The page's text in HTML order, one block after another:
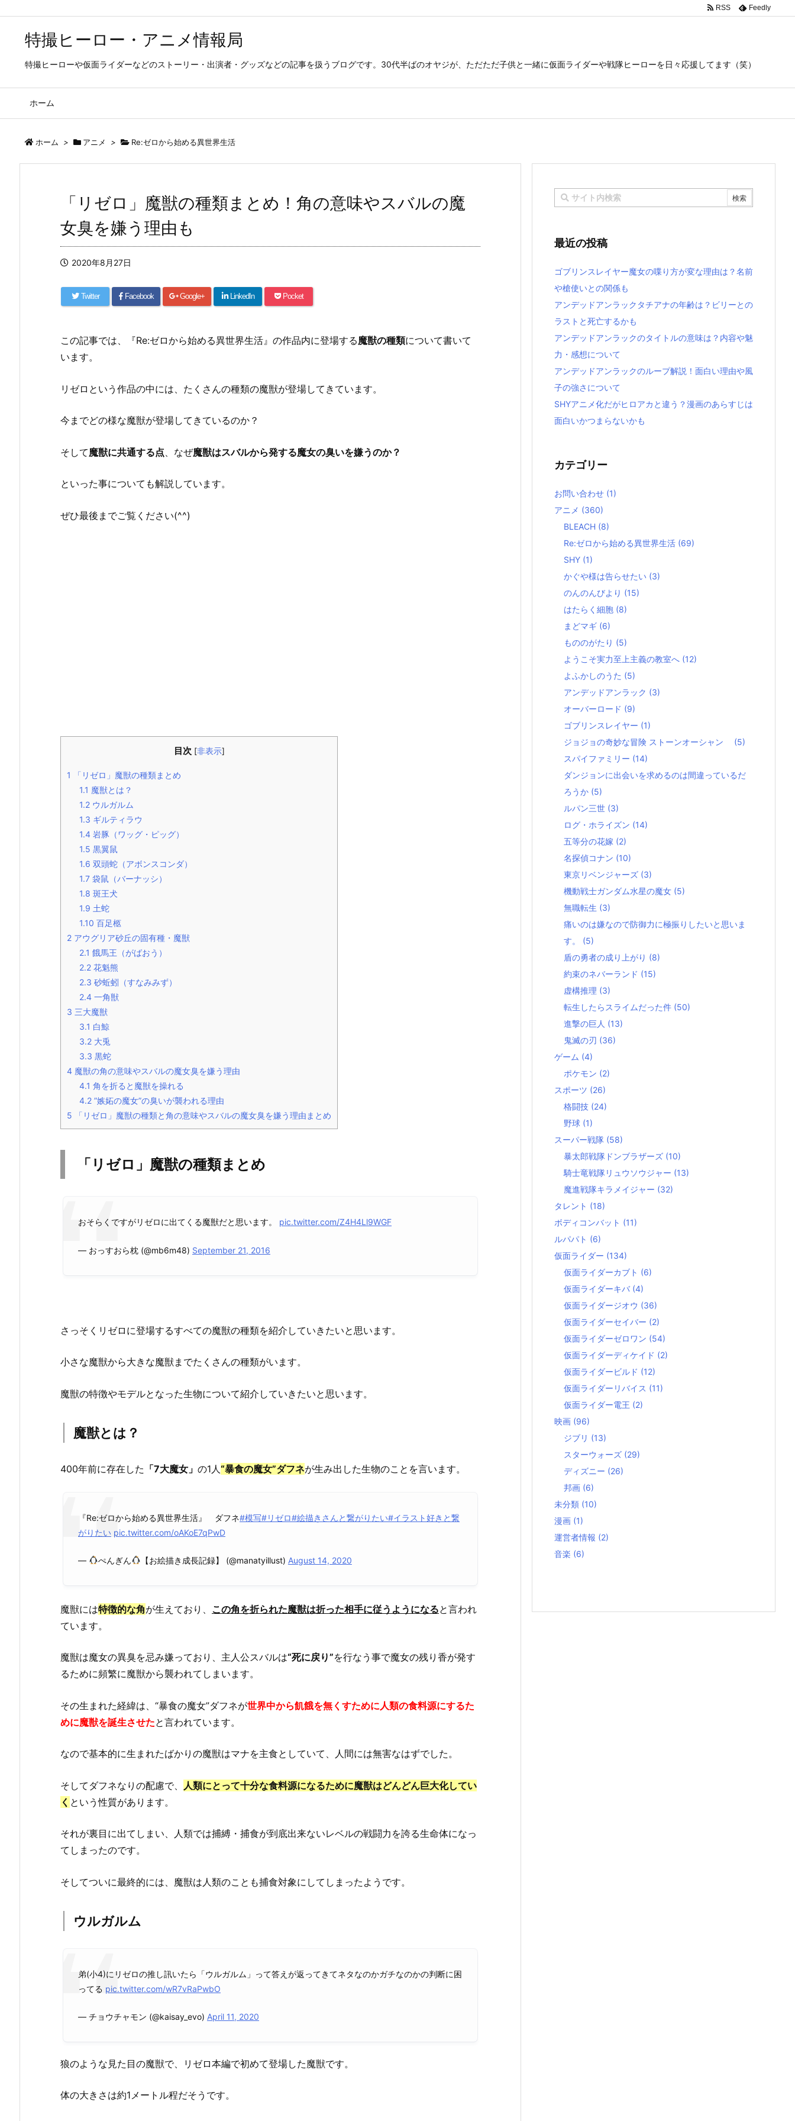
特撮ヒーロー・アニメ情報局
特撮ヒーローや仮面ライダーなどのストーリー・出演者・グッズなどの記事を扱うブログです。30代半ばのオヤジが、ただただ子供と一緒に仮面ライダーや戦隊ヒーローを日々応援してます（笑）
ホーム
RSS Feedly
ホーム > アニメ > Re:ゼロから始める異世界生活
「リゼロ」魔獣の種類まとめ！角の意味やスバルの魔
女臭を嫌う理由も
2020年8月27日
Twitter Facebook Google+ LinkedIn Pocket
この記事では、『Re:ゼロから始める異世界生活』の作品内に登場する魔獣の種類について書いて
います。
リゼロという作品の中には、たくさんの種類の魔獣が登場してきています。
今までどの様な魔獣が登場してきているのか？
そして魔獣に共通する点 、なぜ魔獣はスバルから発する魔女の臭いを嫌うのか？
といった事についても解説しています。
ぜひ最後までご覧ください(^^)
目次 [非表示]
1
「リゼロ」魔獣の種類まとめ
1.1 魔獣とは？
1.2 ウルガルム
1.3 ギルティラウ
1.4 岩豚（ワッグ・ピッグ）
1.5 黒翼鼠
1.6 双頭蛇（アボンスコンダ）
1.7 袋鼠（バーナッシ）
1.8 斑王犬
1.9 土蛇
1.10 百足柩
2 アウグリア砂丘の固有種・魔獣
2.1 餓馬王（がばおう）
2.2 花魁熊
2.3 砂蚯蚓（すなみみず）
2.4 一角獣
3 三大魔獣
3.1 白鯨
3.2 大兎
3.3 黒蛇
4 魔獣の角の意味やスバルの魔女臭を嫌う理由
4.1 角を折ると魔獣を操れる
4.2 ”嫉妬の魔女”の臭いが襲われる理由
5 「リゼロ」魔獣の種類と角の意味やスバルの魔女臭を嫌う理由まとめ
「リゼロ」魔獣の種類まとめ
おそらくですがリゼロに出てくる魔獣だと思います。 pic.twitter.com/Z4H4Ll9WGF
— おっすおら枕 (@mb6m48) September 21, 2016
さっそくリゼロに登場するすべての魔獣の種類を紹介していきたいと思います。
小さな魔獣から大きな魔獣までたくさんの種類がいます。
魔獣の特徴やモデルとなった生物について紹介していきたいと思います。
魔獣とは？
400年前に存在した 「7大魔女」 の1人 “暴食の魔女”ダフネが生み出した生物のことを言います。
『Re:ゼロから始める異世界生活』 ダフネ#模写#リゼロ#絵描きさんと繋がりたい#イラスト好きと繋
がりたい pic.twitter.com/oAKoE7qPwD
— ぺんぎん 【お絵描き成長記録】 (@manatyillust) August 14, 2020
魔獣には特徴的な角が生えており、 この角を折られた魔獣は折った相手に従うようになると言われ
ています。
魔獣は魔女の異臭を忌み嫌っており、主人公スバルは“死に戻り”を行なう事で魔女の残り香が発す
るために頻繁に魔獣から襲われてしまいます。
その生まれた経緯は、“暴食の魔女”ダフネが世界中から飢餓を無くすために人類の食料源にするた
めに魔獣を誕生させたと言われています。
なので基本的に生まれたばかりの魔獣はマナを主食としていて、人間には無害なはずでした。
そしてダフネなりの配慮で、 人類にとって十分な食料源になるために魔獣はどんどん巨大化してい
く という性質があります。
それが裏目に出てしまい、人類では捕縛・捕食が到底出来ないレベルの戦闘力を誇る生命体になっ
てしまったのです。
そしてついに最終的には、魔獣は人類のことも捕食対象にしてしまったようです。
ウルガルム
弟(小4)にリゼロの推し訊いたら「ウルガルム」って答えが返ってきてネタなのかガチなのかの判断に困
ってる pic.twitter.com/wR7vRaPwbO
— チョウチャモン (@kaisay_evo) April 11, 2020
狼のような見た目の魔獣で、リゼロ本編で初めて登場した魔獣です。
体の大きさは約1メートル程だそうです。
最近の投稿
ゴブリンスレイヤー魔女の喋り方が変な理由は？名前
や槍使いとの関係も
アンデッドアンラックタチアナの年齢は？ビリーとの
ラストと死亡するかも
アンデッドアンラックのタイトルの意味は？内容や魅
力・感想について
アンデッドアンラックのループ解説！面白い理由や風
子の強さについて
SHYアニメ化だがヒロアカと違う？漫画のあらすじは
面白いかつまらないかも
カテゴリー
お問い合わせ (1)
アニメ (360)
BLEACH (8)
Re:ゼロから始める異世界生活 (69)
SHY (1)
かぐや様は告らせたい (3)
のんのんびより (15)
はたらく細胞 (8)
まどマギ (6)
もののがたり (5)
ようこそ実力至上主義の教室へ (12)
よふかしのうた (5)
アンデッドアンラック (3)
オーバーロード (9)
ゴブリンスレイヤー (1)
ジョジョの奇妙な冒険 ストーンオーシャン (5)
スパイファミリー (14)
ダンジョンに出会いを求めるのは間違っているだ
ろうか (5)
ルパン三世 (3)
ログ・ホライズン (14)
五等分の花嫁 (2)
名探偵コナン (10)
東京リベンジャーズ (3)
機動戦士ガンダム水星の魔女 (5)
無職転生 (3)
痛いのは嫌なので防御力に極振りしたいと思いま
す。 (5)
盾の勇者の成り上がり (8)
約束のネバーランド (15)
虚構推理 (3)
転生したらスライムだった件 (50)
進撃の巨人 (13)
鬼滅の刃 (36)
ゲーム (4)
ポケモン (2)
スポーツ (26)
格闘技 (24)
野球 (1)
スーパー戦隊 (58)
暴太郎戦隊ドンブラザーズ (10)
騎士竜戦隊リュウソウジャー (13)
魔進戦隊キラメイジャー (32)
タレント (18)
ボディコンバット (11)
ルパパト (6)
仮面ライダー (134)
仮面ライダーカブト (6)
仮面ライダーキバ (4)
仮面ライダージオウ (36)
仮面ライダーセイバー (2)
仮面ライダーゼロワン (54)
仮面ライダーディケイド (2)
仮面ライダービルド (12)
仮面ライダーリバイス (11)
仮面ライダー電王 (2)
映画 (96)
ジブリ (13)
スターウォーズ (29)
ディズニー (26)
邦画 (6)
未分類 (10)
漫画 (1)
運営者情報 (2)
音楽 (6)